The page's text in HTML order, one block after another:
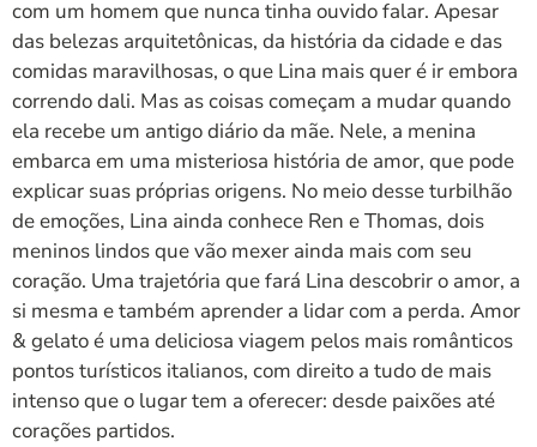
com um homem que nunca tinha ouvido falar. Apesar
das belezas arquitetônicas, da história da cidade e das
comidas maravilhosas, o que Lina mais quer é ir embora
correndo dali. Mas as coisas começam a mudar quando
ela recebe um antigo diário da mãe. Nele, a menina
embarca em uma misteriosa história de amor, que pode
explicar suas próprias origens. No meio desse turbilhão
de emoções, Lina ainda conhece Ren e Thomas, dois
meninos lindos que vão mexer ainda mais com seu
coração. Uma trajetória que fará Lina descobrir o amor, a
si mesma e também aprender a lidar com a perda. Amor
& gelato é uma deliciosa viagem pelos mais românticos
pontos turísticos italianos, com direito a tudo de mais
intenso que o lugar tem a oferecer: desde paixões até
corações partidos.